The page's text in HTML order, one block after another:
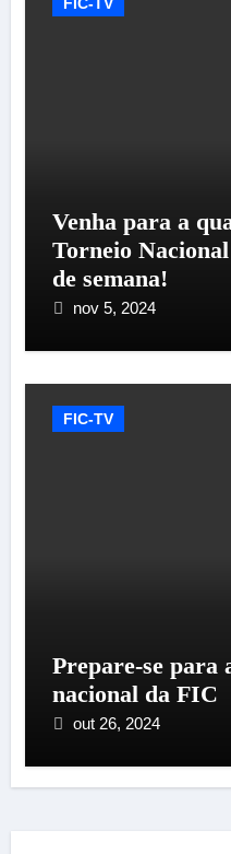
Venha para a
Torneio
de semana!
nov 5, 2024
FIC-TV
Prepare-se para
nacional da FIC
out 26, 2024